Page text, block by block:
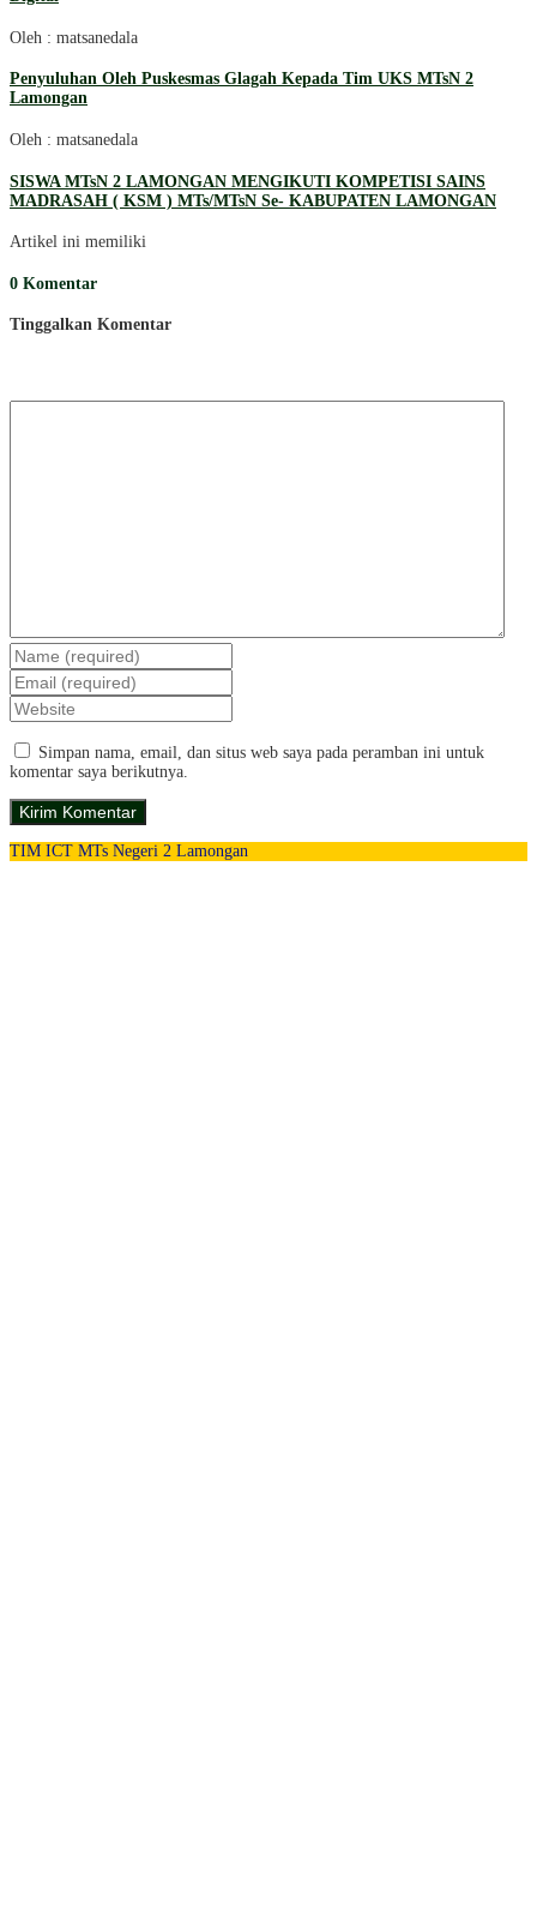
Oleh : matsanedala
Penyuluhan Oleh Puskesmas Glagah Kepada Tim UKS MTsN 2
Lamongan
Oleh : matsanedala
SISWA MTsN 2 LAMONGAN MENGIKUTI KOMPETISI SAINS
MADRASAH ( KSM ) MTs/MTsN Se- KABUPATEN LAMONGAN
Artikel ini memiliki
0 Komentar
Tinggalkan Komentar
Simpan nama, email, dan situs web saya pada peramban ini untuk
komentar saya berikutnya.
TIM ICT MTs Negeri 2 Lamongan